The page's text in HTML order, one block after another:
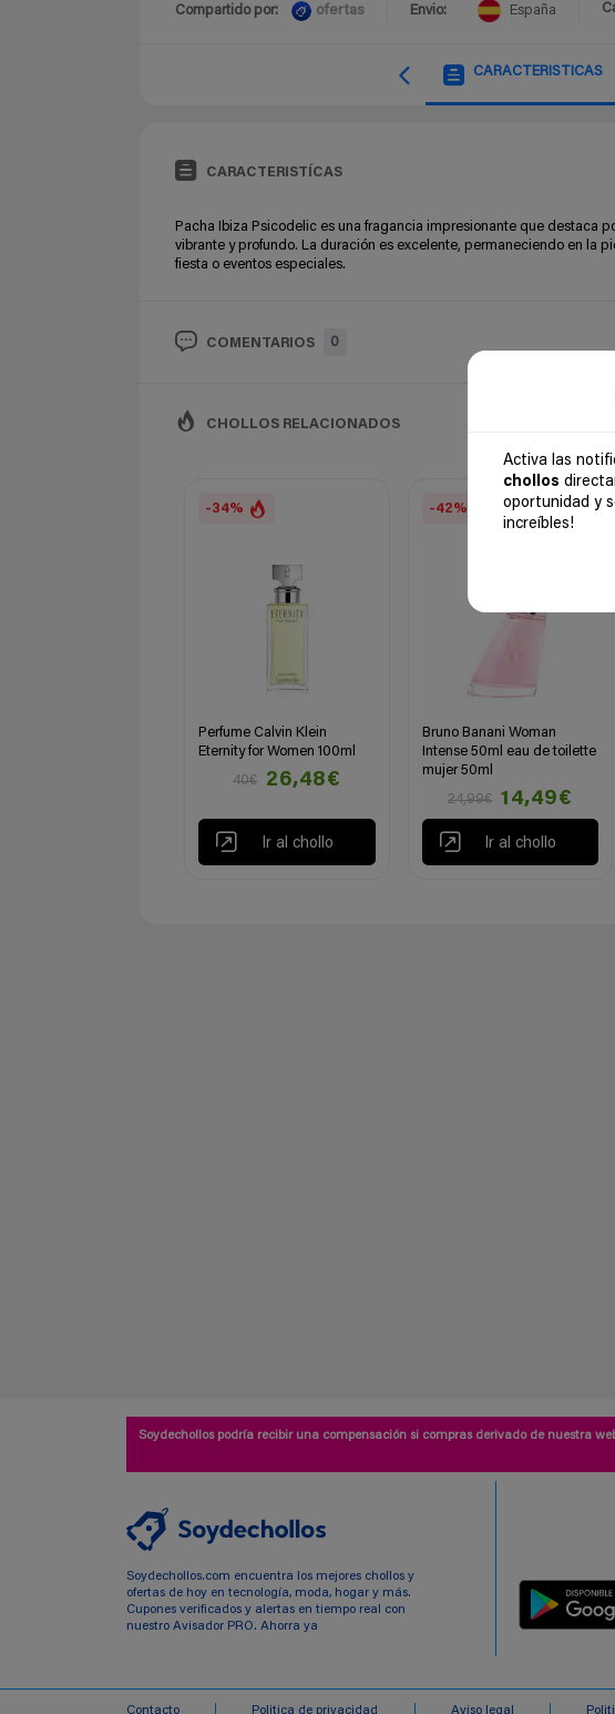
Activa las
chollos
oportunidad y
increíbles!
Compartido por: ofertas Envio: España
CARACTERISTICAS
CARACTERISTÍCAS
Pacha Ibiza Psicodelic es una fragancia impresionante que destaca
vibrante y profundo. La duración es excelente, permaneciendo en la
fiesta o eventos especiales.
COMENTARIOS 0
CHOLLOS RELACIONADOS
-34%
Perfume Calvin Klein
Eternity for Women 100ml
40€
26,48€
Ir al chollo
-42%
Bruno Banani Woman
Intense 50ml eau de toilette
mujer 50ml
24,99€
14,49€
Ir al chollo
Soydechollos podría recibir una compensación si compras derivado de nuestra
Soydechollos.com encuentra los mejores chollos y
ofertas de hoy en tecnología, moda, hogar y más.
Cupones verificados y alertas en tiempo real con
nuestro Avisador PRO. Ahorra ya
Contacto Politica de privacidad Aviso legal